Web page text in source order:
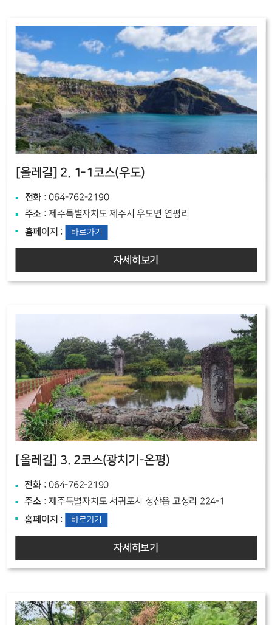
[올레길] 2. 1-1코스(우도)
전화 : 064-762-2190
주소 : 제주특별자치도 제주시 우도면 연평리
홈페이지 : 바로가기
자세히보기
[올레길] 3. 2코스(광치기-온평)
전화 : 064-762-2190
주소 : 제주특별자치도 서귀포시 성산읍 고성리 224-1
홈페이지 : 바로가기
자세히보기